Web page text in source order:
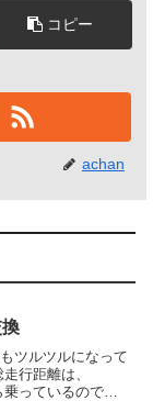
コピー
achan
ツルツルになって
行距離は、
っているので、